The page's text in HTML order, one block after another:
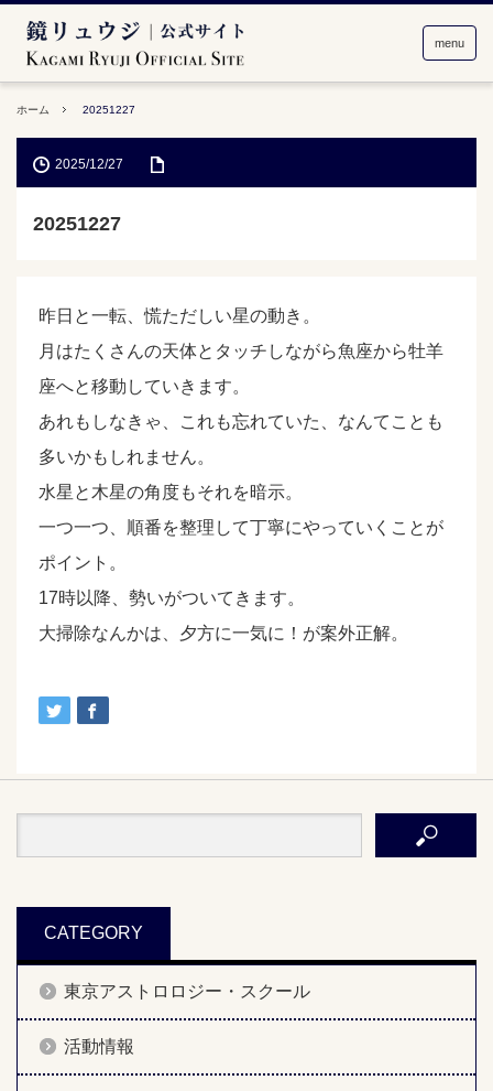
menu
ホーム 20251227
2025/12/27
20251227
昨日と一転、慌ただしい星の動き。
月はたくさんの天体とタッチしながら魚座から牡羊
座へと移動していきます。
あれもしなきゃ、これも忘れていた、なんてことも
多いかもしれません。
水星と木星の角度もそれを暗示。
一つ一つ、順番を整理して丁寧にやっていくことが
ポイント。
17時以降、勢いがついてきます。
大掃除なんかは、夕方に一気に！が案外正解。
CATEGORY
東京アストロロジー・スクール
活動情報